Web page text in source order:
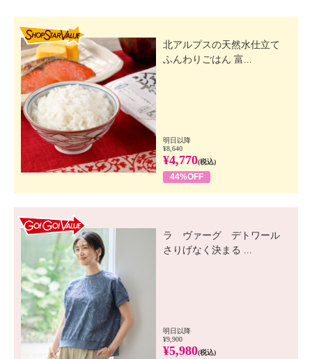
北アルプスの天然水仕立て
ふんわりごはん 富...
明日以降
¥8,640
¥4,770(税込)
44%OFF
ラ ヴァーグ デトワール
さりげなく決まる ...
明日以降
¥9,900
¥5,980(税込)